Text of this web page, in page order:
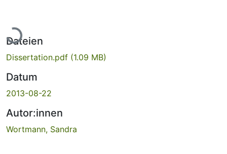
Lade...
Dateien
Dissertation.pdf (1.09 MB)
Datum
2013-08-22
Autor:innen
Wortmann, Sandra